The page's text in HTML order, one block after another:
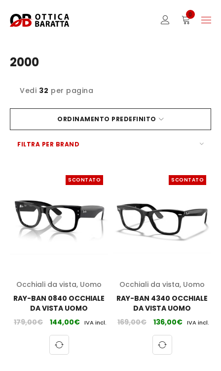
0
2000
ORDINAMENTO PREDEFINITO
Vedi 32 per pagina
FILTRA PER BRAND
SCONTATO
Occhiali da vista, Uomo
RAY-BAN 0840 OCCHIALE
DA VISTA UOMO
179,00€ 144,00€ IVA incl.
SCONTATO
Occhiali da vista, Uomo
RAY-BAN 4340 OCCHIALE
DA VISTA UOMO
169,00€ 136,00€ IVA incl.